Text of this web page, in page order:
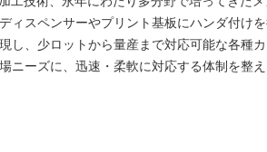
ィスペンサーやプリント基板にハンダ付け
し、少ロットから量産まで対応可能な各種
ニーズに、迅速・柔軟に対応する体制を整